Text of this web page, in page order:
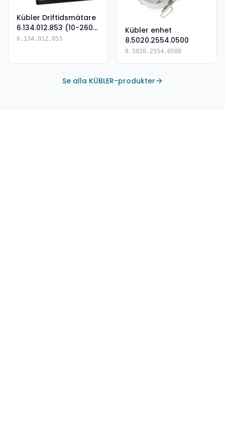
Kübler Driftidsmätare
6.134.012.853 (10-260
AC/DC PNP)
6.134.012.853
Kübler enhet
8.5020.2554.0500
8.5020.2554.0500
Se alla KÜBLER-produkter